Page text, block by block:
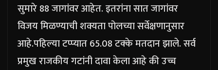
सुमारे 88 जागांवर आहेत. इतरांना सात जागांवर
विजय मिळण्याची शक्यता पोलच्या सर्वेक्षणानुसार
आहे.पहिल्या टप्प्यात 65.08 टक्के मतदान झाले. सर्व
प्रमुख राजकीय गटांनी दावा केला आहे की उच्च